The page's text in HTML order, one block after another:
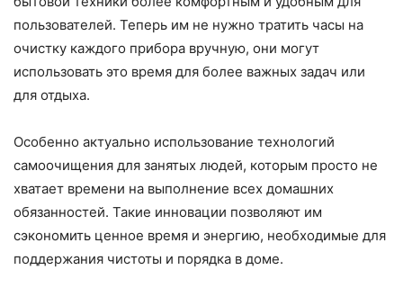
пользователей. Теперь им не нужно тратить часы на
очистку каждого прибора вручную, они могут
использовать это время для более важных задач или
для отдыха.
Особенно актуально использование технологий
самоочищения для занятых людей, которым просто не
хватает времени на выполнение всех домашних
обязанностей. Такие инновации позволяют им
сэкономить ценное время и энергию, необходимые для
поддержания чистоты и порядка в доме.